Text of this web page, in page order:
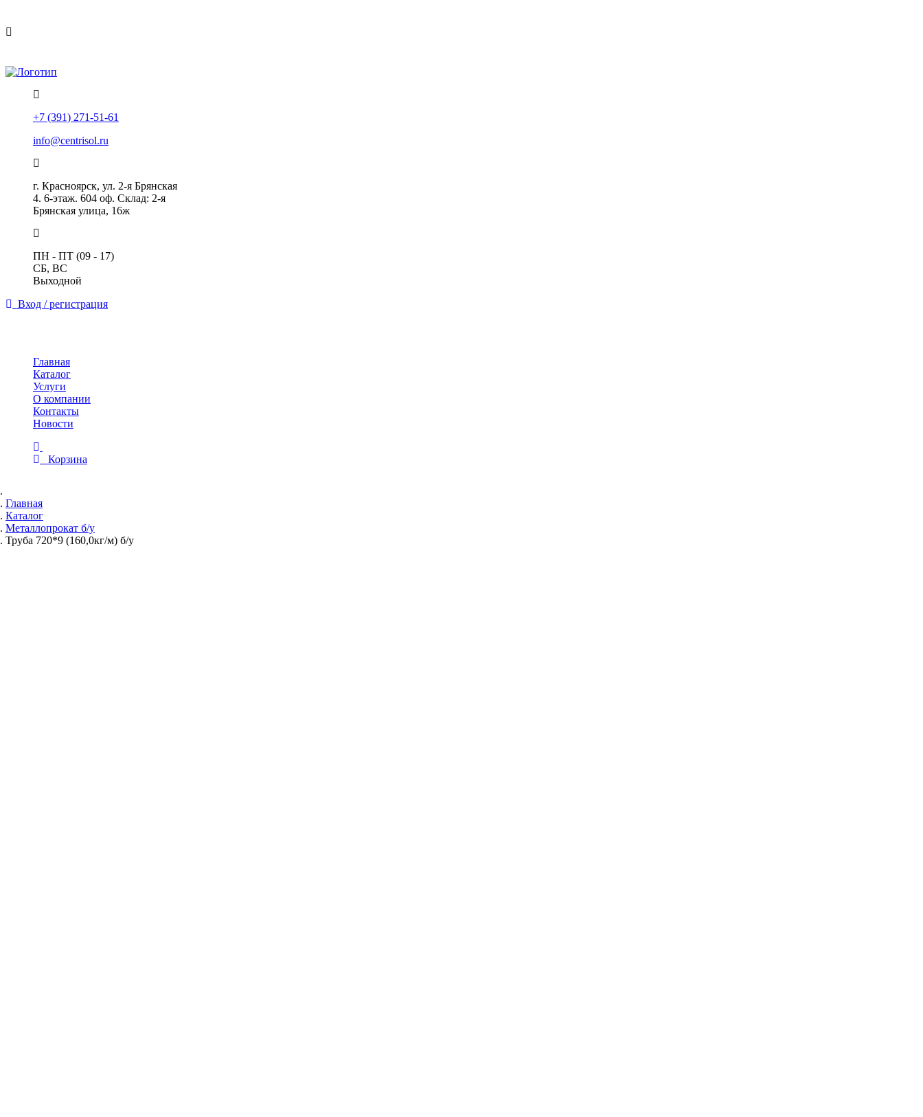
+7 (391) 271-51-61
info@centrisol.ru
г. Красноярск, ул. 2-я Брянская
4. 6-этаж. 604 оф. Склад: 2-я
Брянская улица, 16ж
ПН - ПТ (09 - 17)
СБ, ВС
Выходной
Вход / регистрация
Главная
Каталог
Услуги
О компании
Контакты
Новости
Корзина
Главная
Каталог
Металлопрокат б/у
Труба 720*9 (160,0кг/м) б/у